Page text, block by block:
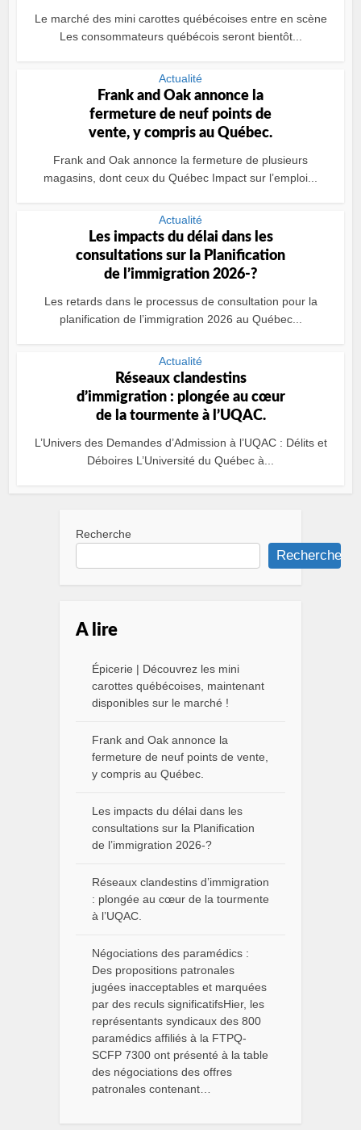
Le marché des mini carottes québécoises entre en scène
Les consommateurs québécois seront bientôt...
Actualité
Frank and Oak annonce la
fermeture de neuf points de
vente, y compris au Québec.
Frank and Oak annonce la fermeture de plusieurs
magasins, dont ceux du Québec Impact sur l’emploi...
Actualité
Les impacts du délai dans les
consultations sur la Planification
de l’immigration 2026-?
Les retards dans le processus de consultation pour la
planification de l’immigration 2026 au Québec...
Actualité
Réseaux clandestins
d’immigration : plongée au cœur
de la tourmente à l’UQAC.
L’Univers des Demandes d’Admission à l’UQAC : Délits et
Déboires L’Université du Québec à...
Recherche
Recherche
A lire
Épicerie | Découvrez les mini
carottes québécoises, maintenant
disponibles sur le marché !
Frank and Oak annonce la
fermeture de neuf points de vente,
y compris au Québec.
Les impacts du délai dans les
consultations sur la Planification
de l’immigration 2026-?
Réseaux clandestins d’immigration
: plongée au cœur de la tourmente
à l’UQAC.
Négociations des paramédics :
Des propositions patronales
jugées inacceptables et marquées
par des reculs significatifsHier, les
représentants syndicaux des 800
paramédics affiliés à la FTPQ-
SCFP 7300 ont présenté à la table
des négociations des offres
patronales contenant…